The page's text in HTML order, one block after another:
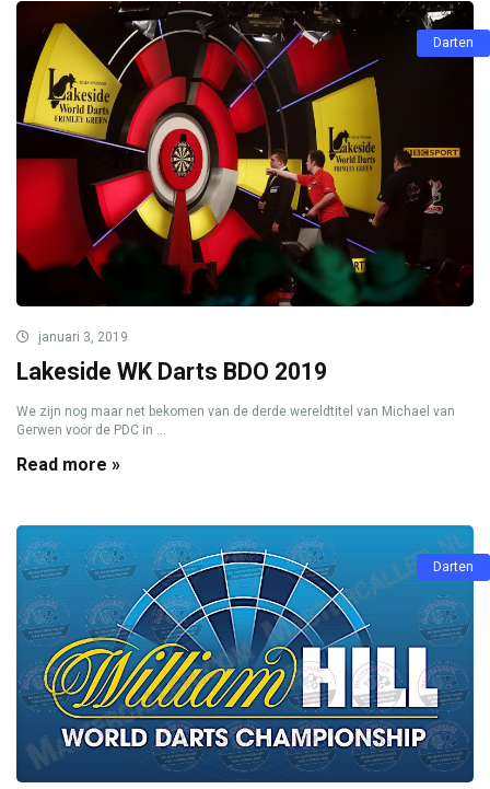
Darten
januari 3, 2019
Lakeside WK Darts BDO 2019
We zijn nog maar net bekomen van de derde wereldtitel van Michael van
Gerwen voor de PDC in ...
Read more »
Darten